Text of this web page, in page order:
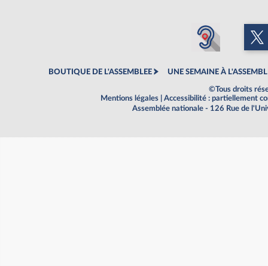
BOUTIQUE DE L'ASSEMBLEE UNE SEMAINE À
©Tous droits
Mentions légales
Accessibilité : partiellement
Assemblée nationale - 126 Rue de